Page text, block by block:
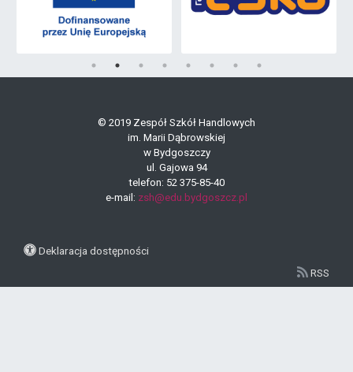
© 2019 Zespół Szkół Handlowych
im. Marii Dąbrowskiej
w Bydgoszczy
ul. Gajowa 94
telefon: 52 375-85-40
e-mail: zsh@edu.bydgoszcz.pl
Deklaracja dostępności
RSS